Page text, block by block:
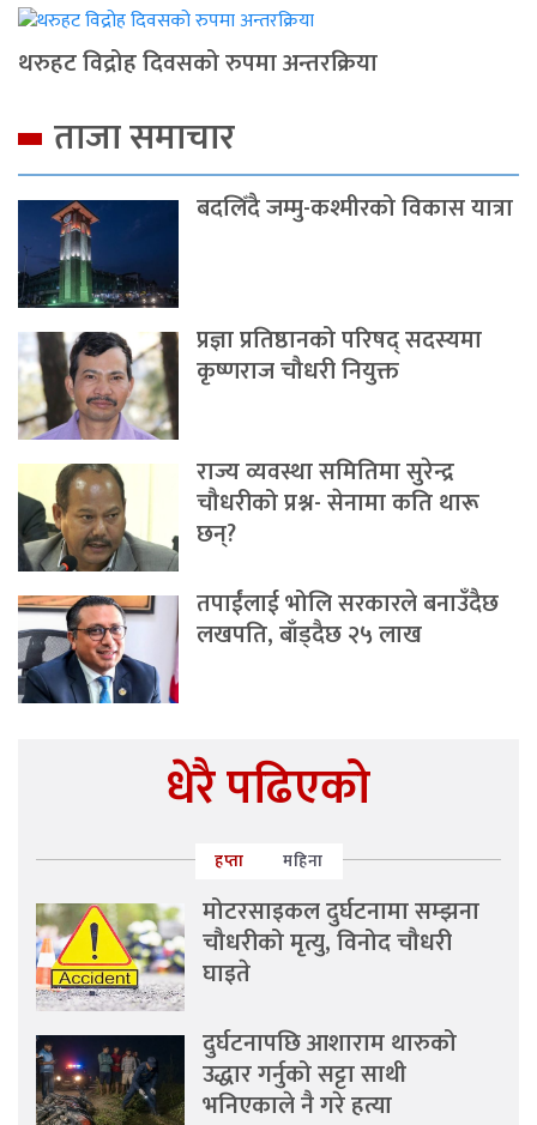
थरुहट विद्रोह दिवसको रुपमा अन्तरक्रिया
ताजा समाचार
बदलिँदै जम्मु-कश्मीरको विकास यात्रा
प्रज्ञा प्रतिष्ठानको परिषद् सदस्यमा
कृष्णराज चौधरी नियुक्त
राज्य व्यवस्था समितिमा सुरेन्द्र
चौधरीको प्रश्न- सेनामा कति थारू
छन्?
तपाईंलाई भोलि सरकारले बनाउँदैछ
लखपति, बाँड्दैछ २५ लाख
धेरै पढिएको
हप्ता महिना
मोटरसाइकल दुर्घटनामा सम्झना
चौधरीको मृत्यु, विनोद चौधरी
घाइते
दुर्घटनापछि आशाराम थारुको
उद्धार गर्नुको सट्टा साथी
भनिएकाले नै गरे हत्या